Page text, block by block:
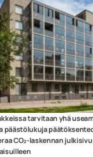
tarvitaan yhä
päästölukuja
CO₂-laskennan